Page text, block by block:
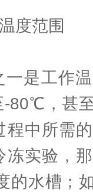
度范围
是工作温
-80℃，甚
程中所需
冻实验，
的水槽；